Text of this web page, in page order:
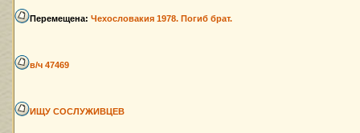
Перемещена: Чехословакия 1978. Погиб брат.
в/ч 47469
ИЩУ СОСЛУЖИВЦЕВ